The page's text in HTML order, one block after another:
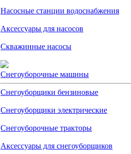
Насосные станции водоснабжения
Аксессуары для насосов
Скважинные насосы
Снегоуборочные машины
Снегоуборщики бензиновые
Снегоуборщики электрические
Снегоуборочные тракторы
Аксессуары для снегоуборщиков